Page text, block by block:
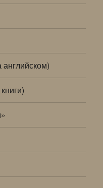
английском)